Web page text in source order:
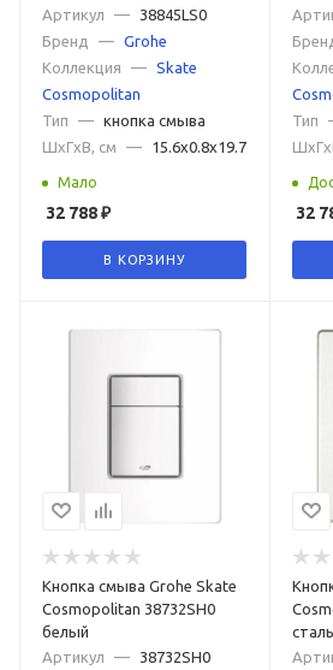
Артикул
—
38845LS0
Бренд
— Grohe
Коллекция
— Skate
Cosmopolitan
Тип
— кнопка смыва
ШxГxВ, см
— 15.6x0.8x19.7
Мало
32 788₽
В КОРЗИНУ
Тип
32
Кнопка смыва Grohe Skate
Cosmopolitan 38732SH0
белый
Артикул
—
38732SH0
сталь